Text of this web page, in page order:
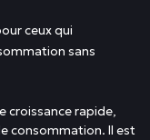
ceux qui
sans
croissance rapide,
consommation. Il est